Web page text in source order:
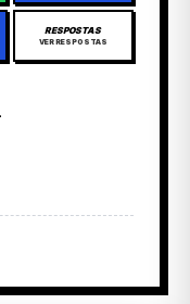
RESPOSTAS
VER RESPOSTAS